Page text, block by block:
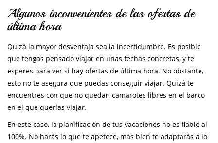
Algunos inconvenientes de las ofertas de
última hora
Quizá la mayor desventaja sea la incertidumbre. Es posible
que tengas pensado viajar en unas fechas concretas, y te
esperes para ver si hay ofertas de última hora. No obstante,
esto no te asegura que puedas conseguir viajar. Quizá te
encuentres con que no quedan camarotes libres en el barco
en el que querías viajar.
En este caso, la planificación de tus vacaciones no es fiable al
100%. No harás lo que te apetece, más bien te adaptarás a lo